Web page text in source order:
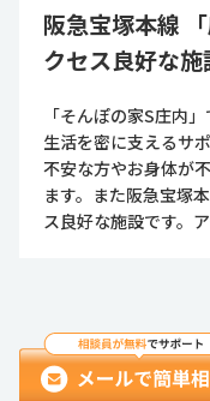
阪急宝塚本線
クセス良好な施
「そんぽの家S庄内
生活を密に支えるサ
不安な方やお身体が
ます。また阪急宝塚
ス良好な施設です。